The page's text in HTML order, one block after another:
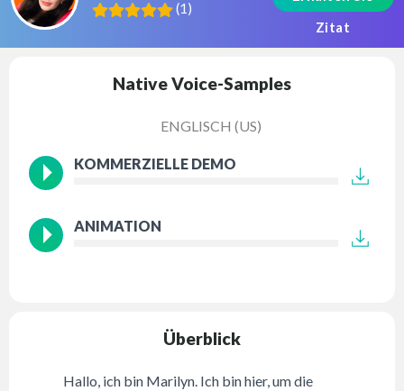
(1 )
Zitat
Native Voice-Samples
ENGLISCH (US)
KOMMERZIELLE DEMO
ANIMATION
Überblick
Hallo, ich bin Marilyn. Ich bin hier, um die